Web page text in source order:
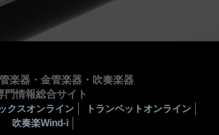
楽器・金管楽器・吹奏楽器
門情報総合サイト
クスオンライン
トランペットオンライン
吹奏楽Wind-i